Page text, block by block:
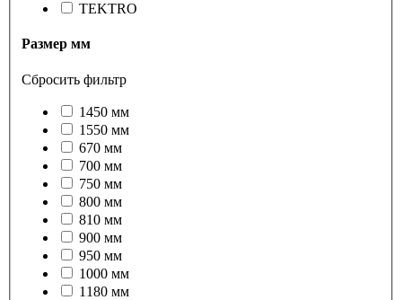
TEKTRO
Размер мм
Сбросить фильтр
1450 мм
1550 мм
670 мм
700 мм
750 мм
800 мм
810 мм
900 мм
950 мм
1000 мм
1180 мм